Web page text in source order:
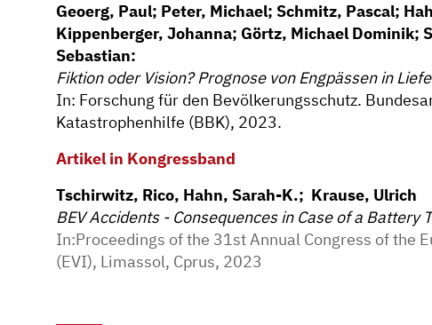
Geoerg, Paul; Peter, Michael; Schmitz, Pascal;
Kippenberger, Johanna; Görtz, Michael Dominik;
Sebastian:
Fiktion oder Vision? Prognose von Engpässen in
In: Forschung für den Bevölkerungsschutz.
Katastrophenhilfe (BBK), 2023.
Artikel in Kongressband
Tschirwitz, Rico, Hahn, Sarah-K.; Krause, Ulrich
BEV Accidents - Consequences in Case of a Battery
In:Proceedings of the 31st Annual Congress of the
(EVI), Limassol, Cprus, 2023